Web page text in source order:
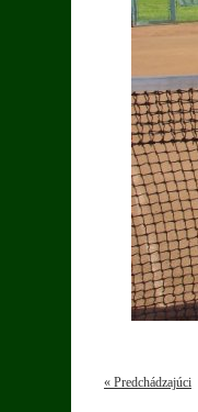
« Predchádzajúci